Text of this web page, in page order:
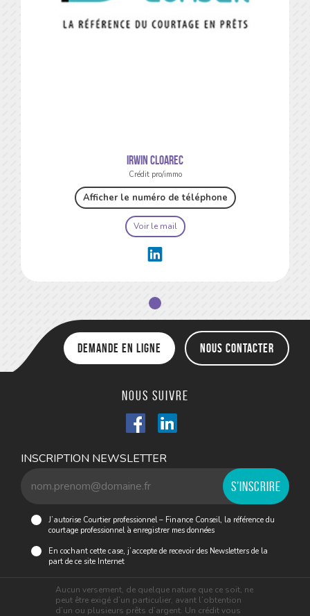
Irwin CLOAREC
Crédit pro/immo
Afficher le numéro de téléphone
Voir le mail
Demande en ligne Nous contacter
Nous suivre
INSCRIPTION NEWSLETTER
J’autorise Courtier professionnel – Finance Conseil, la référence du
courtage professionnel à enregistrer mes données
En cochant cette case, j’accepte de recevoir des Newsletters de la
part de ce site Internet
Aucun versement, de quelque nature que ce soit, ne
peut être exigé d’un particulier, avant l’obtention
d’un ou plusieurs prêts d’argent. Un crédit vous